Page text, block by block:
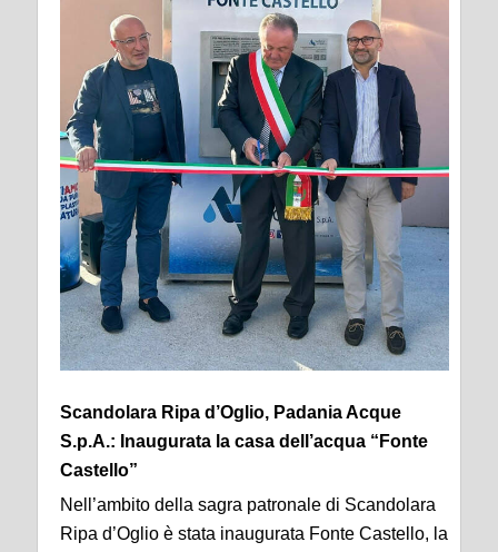
Scandolara Ripa d’Oglio, Padania Acque
S.p.A.: Inaugurata la casa dell’acqua “Fonte
Castello”
Nell’ambito della sagra patronale di Scandolara
Ripa d’Oglio è stata inaugurata Fonte Castello, la